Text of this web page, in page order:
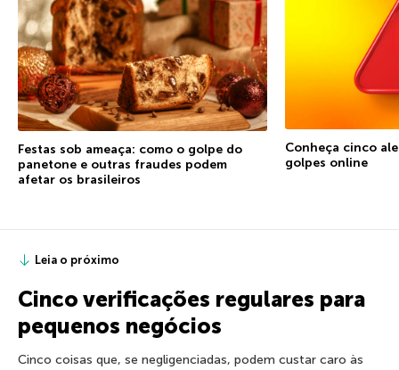
Festas sob ameaça: como o golpe do
panetone e outras fraudes podem
afetar os brasileiros
Conheça cinco
golpes online
Leia o próximo
Cinco verificações regulares para
pequenos negócios
Cinco coisas que, se negligenciadas, podem custar caro às